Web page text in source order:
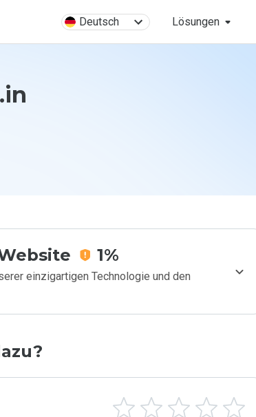
Deutsch Lösungen
1%
einzigartigen Technologie und den